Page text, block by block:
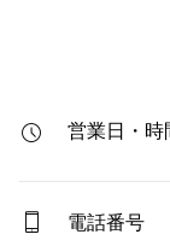
営業日・時
電話番号